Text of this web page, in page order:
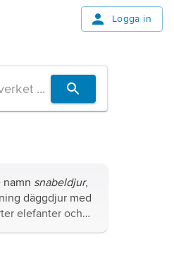
Logga in
namn snabeldjur,
däggdjur med
elefanter och